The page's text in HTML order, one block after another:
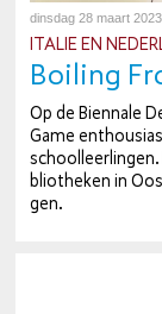
dinsdag 28 maart 2023
ITALIE EN
Boiling
Op de Biennale
Game
bli­o­the­ken in
gen.